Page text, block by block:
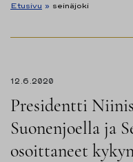
Etusivu » seinäjoki
12.6.2020
Presidentti
Suonenjoella ja
osoittaneet